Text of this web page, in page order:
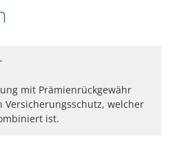
mit Prämienrückgewähr
Versicherungsschutz, welcher
ist.